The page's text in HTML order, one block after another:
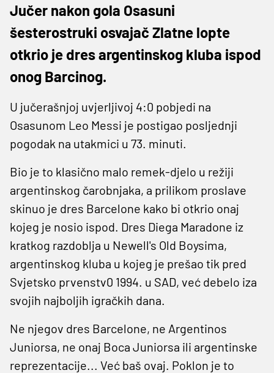
Jučer nakon gola Osasuni
šesterostruki osvajač Zlatne lopte
otkrio je dres argentinskog kluba ispod
onog Barcinog.
U jučerašnjoj uvjerljivoj 4:0 pobjedi na
Osasunom Leo Messi je postigao posljednji
pogodak na utakmici u 73. minuti.
Bio je to klasično malo remek-djelo u režiji
argentinskog čarobnjaka, a prilikom proslave
skinuo je dres Barcelone kako bi otkrio onaj
kojeg je nosio ispod. Dres Diega Maradone iz
kratkog razdoblja u Newell's Old Boysima,
argentinskog kluba u kojeg je prešao tik pred
Svjetsko prvenstv0 1994. u SAD, već debelo iza
svojih najboljih igračkih dana.
Ne njegov dres Barcelone, ne Argentinos
Juniorsa, ne onaj Boca Juniorsa ili argentinske
reprezentacije... Već baš ovaj. Poklon je to